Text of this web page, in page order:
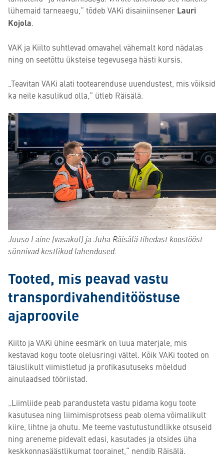
lühemaid tarneaegu,“ tõdeb VAKi disainiinsener Lauri
Kojola.
VAK ja Kiilto suhtlevad omavahel vähemalt kord nädalas
ning on seetõttu üksteise tegevusega hästi kursis.
„Teavitan VAKi alati tootearenduse uuendustest, mis võiksid
ka neile kasulikud olla,“ ütleb Räisälä.
Juuso Laine (vasakul) ja Juha Räisälä tihedast koostööst
sünnivad kestlikud lahendused.
Tooted, mis peavad vastu
transpordivahenditööstuse
ajaproovile
Kiilto ja VAKi ühine eesmärk on luua materjale, mis
kestavad kogu toote olelusringi vältel. Kõik VAKi tooted on
täiuslikult viimistletud ja profikasutuseks mõeldud
ainulaadsed tööriistad.
„Liimliide peab parandusteta vastu pidama kogu toote
kasutusea ning liimimisprotsess peab olema võimalikult
kiire, lihtne ja ohutu. Me teeme vastutustundlikke otsuseid
ning areneme pidevalt edasi, kasutades ja otsides üha
keskkonnasäästlikumat toorainet,“ nendib Räisälä.